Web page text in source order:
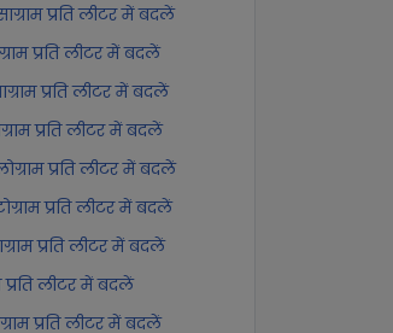
प्रति लीटर में बदलें
प्रति लीटर में बदलें
प्रति लीटर में बदलें
प्रति लीटर में बदलें
प्रति लीटर में बदलें
प्रति लीटर में बदलें
प्रति लीटर में बदलें
प्रति लीटर में बदलें
प्रति लीटर में बदलें